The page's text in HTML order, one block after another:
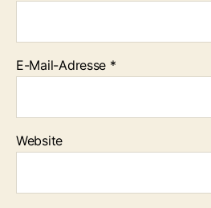
E-Mail-Adresse *
Website